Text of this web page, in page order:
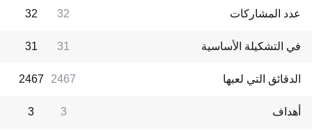
عدد المشاركات 32
32
في التشكيلة الأساسية 31
31
الدقائق التي لعبها 2467
2467
أهداف 3
3